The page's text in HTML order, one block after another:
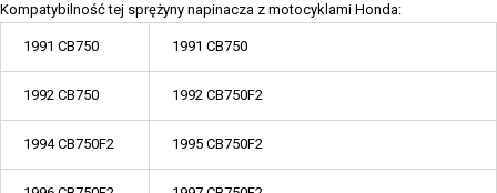
Kompatybilność tej sprężyny napinacza z motocyklami Honda:
1991 CB750 1991 CB750
1992 CB750 1992 CB750F2
1994 CB750F2 1995 CB750F2